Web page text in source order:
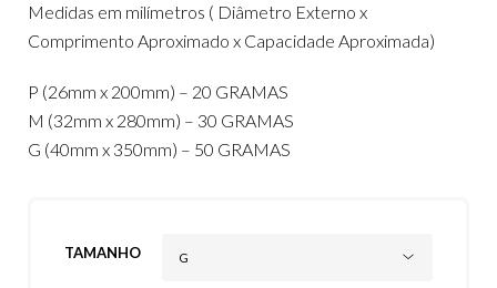
Medidas em milímetros ( Diâmetro Externo x
Comprimento Aproximado x Capacidade Aproximada)
P (26mm x 200mm) – 20 GRAMAS
M (32mm x 280mm) – 30 GRAMAS
G (40mm x 350mm) – 50 GRAMAS
TAMANHO